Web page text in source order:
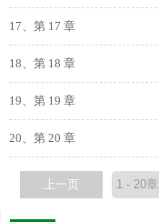
17、第 17 章
18、第 18 章
19、第 19 章
20、第 20 章
上一页